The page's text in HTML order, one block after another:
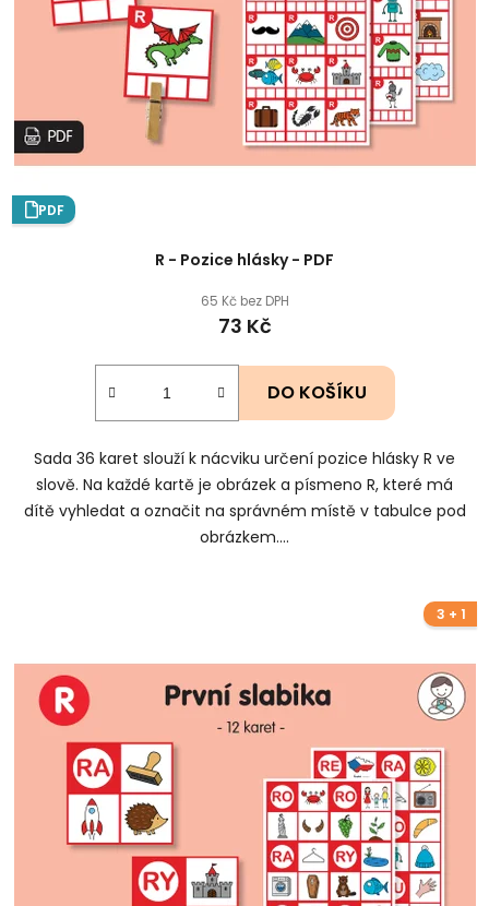
PDF
R - Pozice hlásky - PDF
65 Kč bez DPH
73 Kč
DO KOŠÍKU
Sada 36 karet slouží k nácviku určení pozice hlásky R ve
slově. Na každé kartě je obrázek a písmeno R, které má
dítě vyhledat a označit na správném místě v tabulce pod
obrázkem....
3 + 1